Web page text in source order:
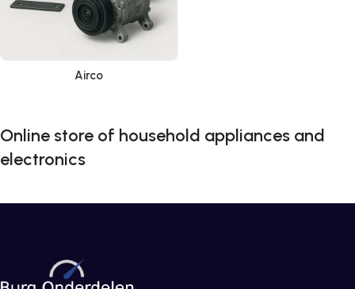
Airco
Online store of household appliances and
electronics